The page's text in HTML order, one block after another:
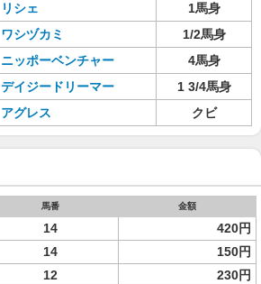
リシェ
1馬身
ワシヅカミ
1/2馬身
ニッポーベンチャー
4馬身
デイジードリーマー
1 3/4馬身
アグレス クビ
馬番 金額
14 420円
14
150円
12
230円